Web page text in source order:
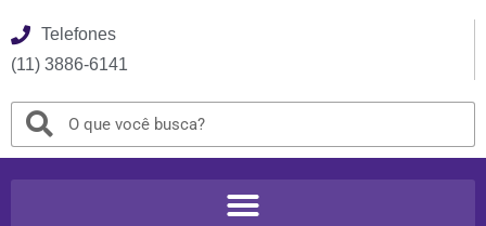
Telefones
(11) 3886-6141